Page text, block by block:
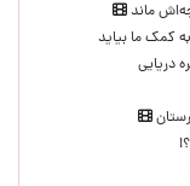
ماند
کمک ما بیاید